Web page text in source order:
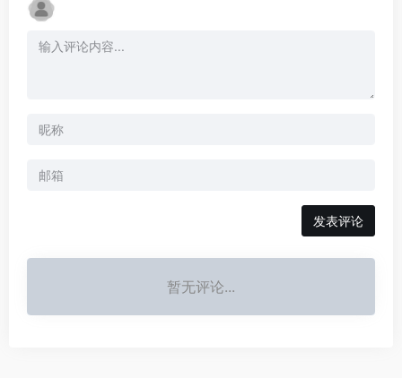
发表评论
暂无评论...